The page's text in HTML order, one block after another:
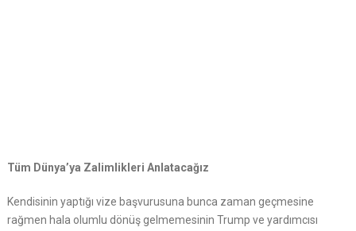
Tüm Dünya’ya Zalimlikleri Anlatacağız
Kendisinin yaptığı vize başvurusuna bunca zaman geçmesine
rağmen hala olumlu dönüş gelmemesinin Trump ve yardımcısı